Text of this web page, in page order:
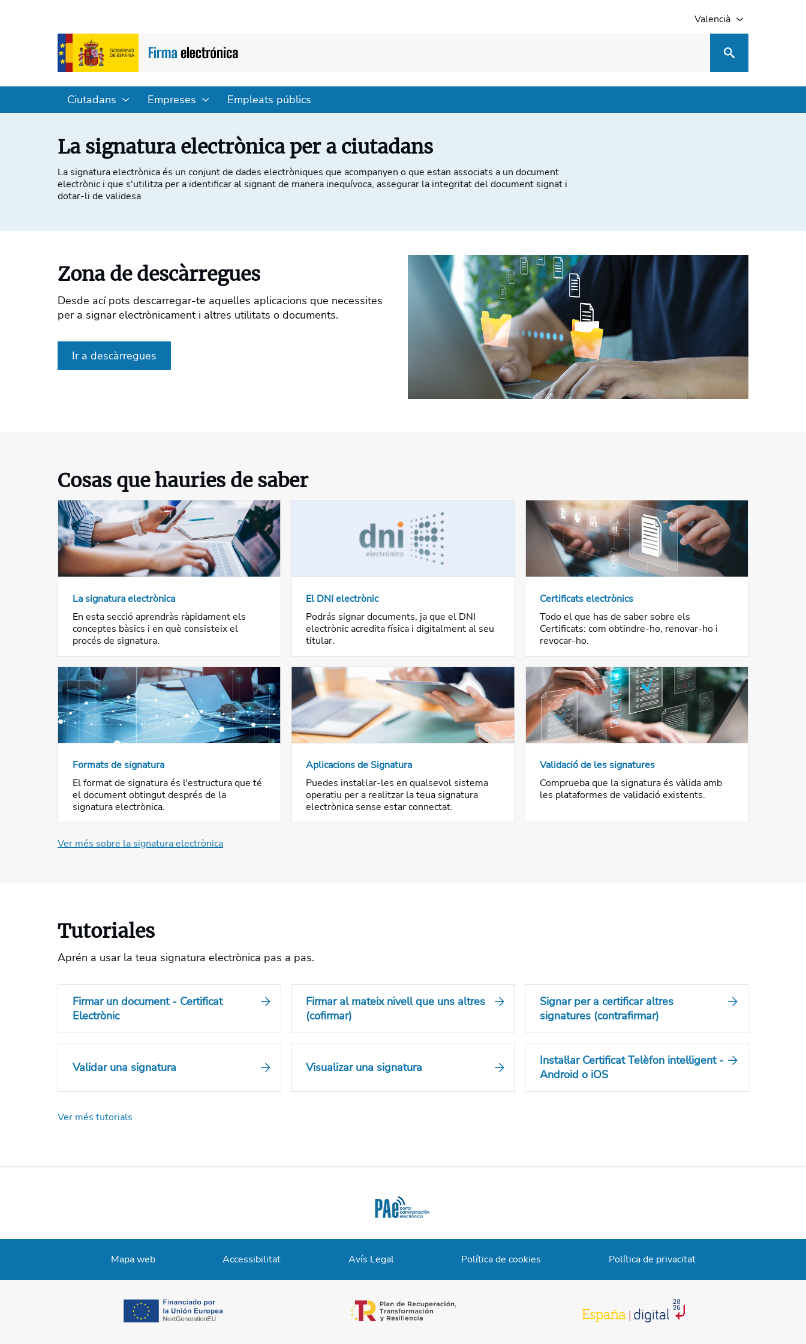
Valencià
Ciutadans Empreses Empleats públics
La signatura electrònica per a ciutadans
La signatura electrònica és un conjunt de dades electròniques que acompanyen o que estan associats a un document
electrònic i que s'utilitza per a identificar al signant de manera inequívoca, assegurar la integritat del document signat i
dotar-li de validesa
Zona de descàrregues
Desde ací pots descarregar-te aquelles aplicacions que necessites
per a signar electrònicament i altres utilitats o documents.
Ir a descàrregues
Cosas que hauries de saber
La signatura electrònica
En esta secció aprendràs ràpidament els
conceptes bàsics i en què consisteix el
procés de signatura.
El DNI electrònic
Podrás signar documents, ja que el DNI
electrònic acredita física i digitalment al seu
titular.
Certificats electrònics
Todo el que has de saber sobre els
Certificats: com obtindre-ho, renovar-ho i
revocar-ho.
Formats de signatura
El format de signatura és l'estructura que té
el document obtingut després de la
signatura electrònica.
Aplicacions de Signatura
Puedes instal·lar-les en qualsevol sistema
operatiu per a realitzar la teua signatura
electrònica sense estar connectat.
Validació de les signatures
Comprueba que la signatura és vàlida amb
les plataformes de validació existents.
Ver més sobre la signatura electrònica
Tutoriales
Aprén a usar la teua signatura electrònica pas a pas.
Firmar un document - Certificat
Electrònic
Firmar al mateix nivell que uns altres
(cofirmar)
Signar per a certificar altres
signatures (contrafirmar)
Validar una signatura Visualizar una signatura
Instal·lar Certificat Telèfon intel·ligent -
Android o iOS
Ver més tutorials
Mapa web Accessibilitat Avís Legal Política de cookies Política de privacitat
opens in a new tab opens in a new tab